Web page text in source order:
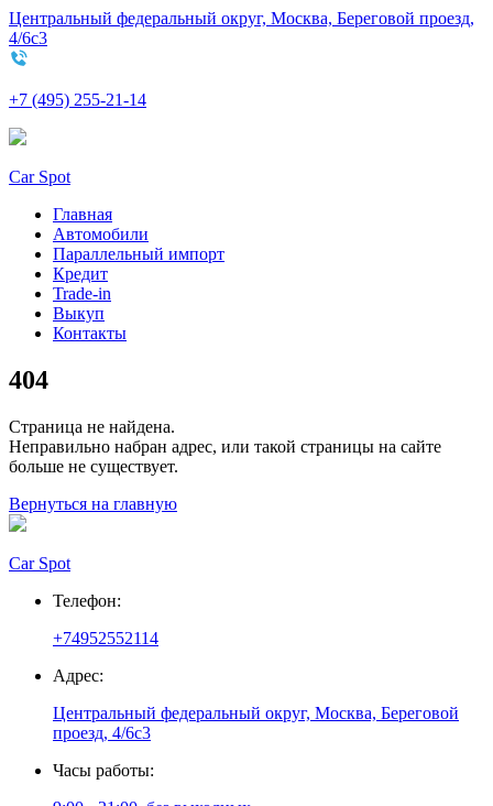
Центральный федеральный округ, Москва, Береговой проезд,
4/6с3
+7 (495) 255-21-14
Car Spot
Главная
Автомобили
Параллельный импорт
Кредит
Trade-in
Выкуп
Контакты
404
Страница не найдена.
Неправильно набран адрес, или такой страницы на сайте
больше не существует.
Вернуться на главную
Car Spot
Телефон:
+74952552114
Адрес:
Центральный федеральный округ, Москва, Береговой
проезд, 4/6с3
Часы работы: